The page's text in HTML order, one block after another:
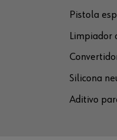
Pistola
Limpiador
Silicona
Aditivo